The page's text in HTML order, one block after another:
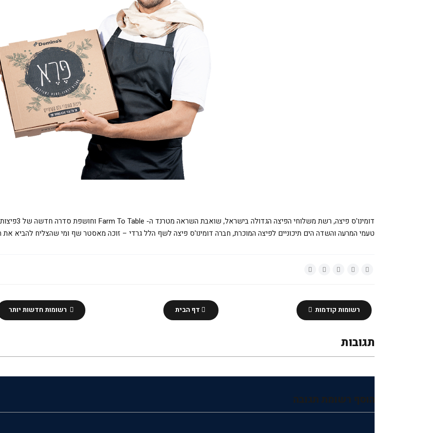
דומינו'ס פיצה, רשת משלוחי הפיצה הגדולה בישראל, שואבת השראה מטרנד ה- Farm To Table וחושפת סדרה חדשה של 3
טעמי המרעה והשדה הים תיכוניים לפיצה המוכרת, חברה דומינו'ס פיצה לשף הלל גרדי – זוכה מאסטר שף ומי שהצליח להביא את
רשומות חדשות יותר רשומות קודמות דף הבית
תגובות
הוסף רשומת תגובה